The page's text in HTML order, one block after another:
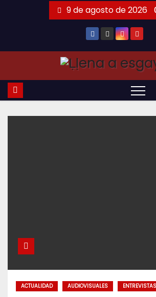
9 de agosto de 2026
ACTUALIDAD AUDIOVISUALES ENTREVISTAS